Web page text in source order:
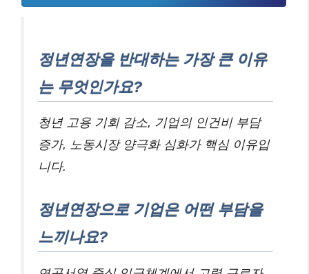
정년연장을 반대하는 가장 큰 이유
는 무엇인가요?
청년 고용 기회 감소, 기업의 인건비 부담
증가, 노동시장 양극화 심화가 핵심 이유입
니다.
정년연장으로 기업은 어떤 부담을
느끼나요?